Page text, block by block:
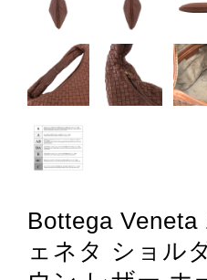
Bottega
ェネタ ショル